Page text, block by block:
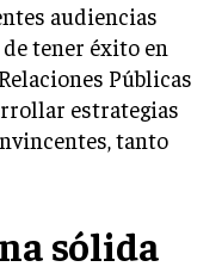
audiencias
tener éxito en
Públicas
estrategias
tanto
sólida